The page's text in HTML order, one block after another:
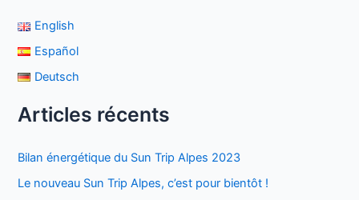
English
Español
Deutsch
Articles récents
Bilan énergétique du Sun Trip Alpes 2023
Le nouveau Sun Trip Alpes, c’est pour bientôt !